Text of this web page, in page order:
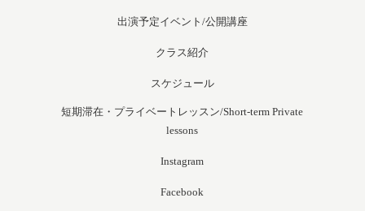
出演予定イベント/公開講座
クラス紹介
スケジュール
短期滞在・プライベートレッスン/Short-term Private
lessons
Instagram
Facebook